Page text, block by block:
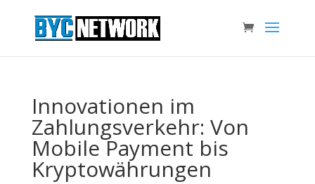
Innovationen im
Zahlungsverkehr: Von
Mobile Payment bis
Kryptowährungen